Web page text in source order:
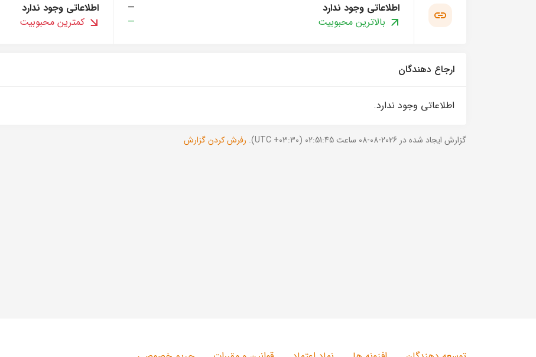
اطلاعاتی وجود ندارد
—
بالاترین محبوبیت
—
اطلاعاتی وجود ندارد
کمترین محبوبیت
ارجاع دهندگان
اطلاعاتی وجود ندارد.
گزارش ایجاد شده در 2026-08-08 ساعت 02:51:45 (UTC +03:30). رفرش کردن گزارش